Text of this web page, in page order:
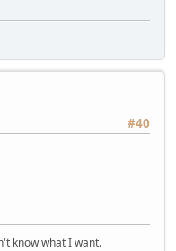
#40
know what I want.